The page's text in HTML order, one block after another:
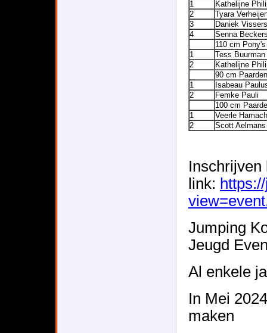
1
Kathelijne
2
Tyara
3
Daniek Vissers
4
Senna
110 cm Pony's
1
Tess Buurman
2
Kathelijne
90 cm Paarden
1
Isabeau
2
Femke Pauli
100 cm
1
Veerle
2
Scott Aelmans
Inschrijven
link:
Jumping
Jeugd
Al enkele
In Mei
maken